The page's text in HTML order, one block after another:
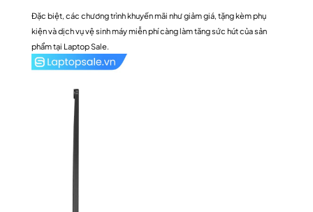
Đặc biệt, các chương trình khuyến mãi như giảm giá, tặng kèm phụ
kiện và dịch vụ vệ sinh máy miễn phí càng làm tăng sức hút của sản
phẩm tại Laptop Sale.